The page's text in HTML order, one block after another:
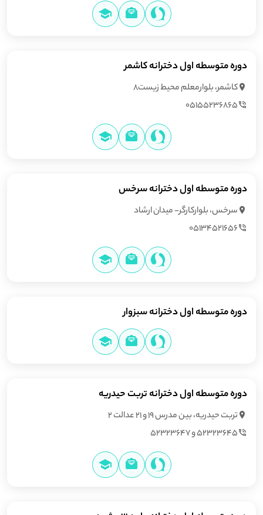
دوره متوسطه اول دخترانه کاشمر
کاشمر، بلوارمعلم محيط زيست8
05155236865
دوره متوسطه اول دخترانه سرخس
سرخس، بلواركارگر- ميدان ارشاد
05134521656
دوره متوسطه اول دخترانه سبزوار
دوره متوسطه اول دخترانه تربت حیدریه
تربت حیدریه، بین مدرس ۱۹ و ۲۱ عدالت ۲
52323645 و 52323647